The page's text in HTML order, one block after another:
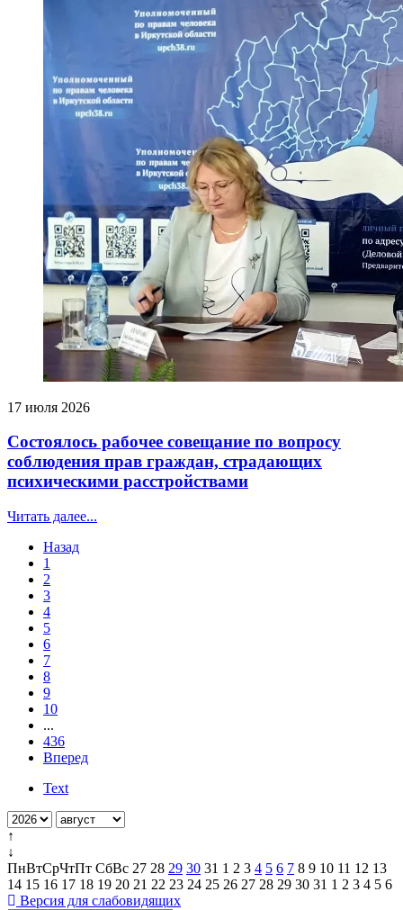
17 июля 2026
Состоялось рабочее совещание по вопросу
соблюдения прав граждан, страдающих
психическими расстройствами
Читать далее...
Назад
1
2
3
4
5
6
7
8
9
10
...
436
Вперед
Text
↑
↓
ПнВтСрЧтПт СбВс 27 28 29 30 31 1 2 3 4 5 6 7 8 9 10 11 12 13
14 15 16 17 18 19 20 21 22 23 24 25 26 27 28 29 30 31 1 2 3 4 5 6
Версия для слабовидящих